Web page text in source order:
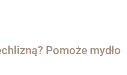
Pomoże mydło